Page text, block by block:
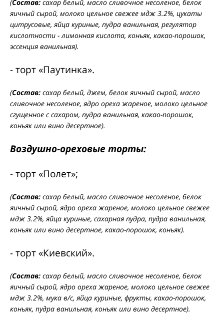
(Состав: сахар белый, масло сливочное несоленое, белок
яичный сырой, молоко цельное свежее мдж 3.2%, цукаты
цитрусовые, яйца куриные, пудра ванильная, регулятор
кислотности - лимонная кислота, коньяк, какао-порошок,
эссенция ванильная).
- торт «Паутинка».
(Состав: сахар белый, джем, белок яичный сырой, масло
сливочное несоленое, ядро ореха жареное, молоко цельное
сгущенное с сахаром, пудра ванильная, какао-порошок,
коньяк или вино десертное).
Воздушно-ореховые торты:
- торт «Полет»;
(Состав: сахар белый, масло сливочное несоленое, белок
яичный сырой, ядро ореха жареное, молоко цельное свежее
мдж 3.2%, яйца куриные, сахарная пудра, пудра ванильная,
коньяк или вино десертное, какао-порошок, коньяк).
- торт «Киевский».
(Состав: сахар белый, масло сливочное несоленое, белок
яичный сырой, ядро ореха жареное, молоко цельное свежее
мдж 3.2%, мука в/с, яйца куриные, фрукты, какао-порошок,
коньяк, пудра ванильная, коньяк или вино десертное).